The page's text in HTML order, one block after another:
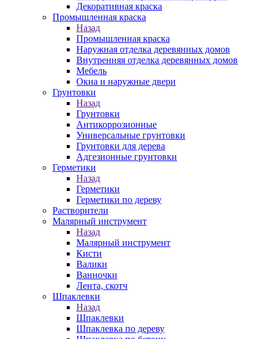
Декоративная краска
Промышленная краска
Назад
Промышленная краска
Наружная отделка деревянных домов
Внутренняя отделка деревянных домов
Мебель
Окна и наружные двери
Грунтовки
Назад
Грунтовки
Антикоррозионные
Универсальные грунтовки
Грунтовки для дерева
Адгезионные грунтовки
Герметики
Назад
Герметики
Герметики по дереву
Растворители
Малярный инструмент
Назад
Малярный инструмент
Кисти
Валики
Ванночки
Лента, скотч
Шпаклевки
Назад
Шпаклевки
Шпаклевка по дереву